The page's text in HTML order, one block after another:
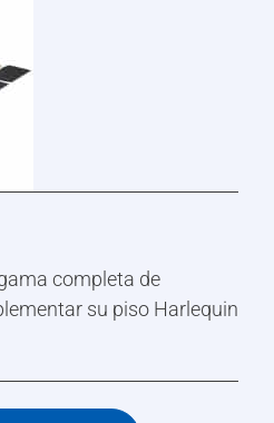
completa de
su piso Harlequin